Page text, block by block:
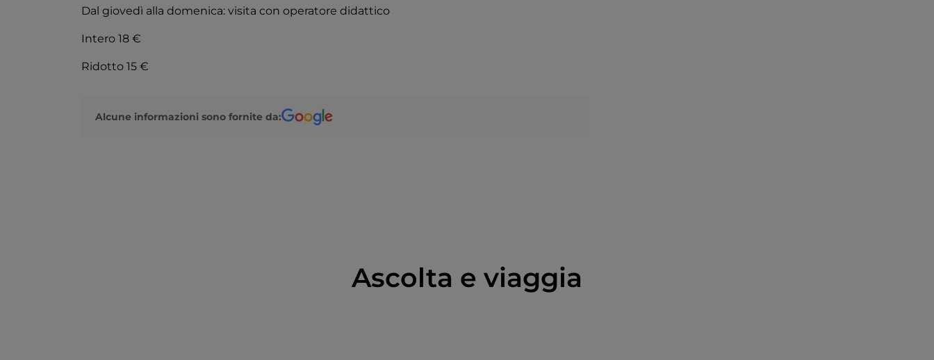
Dal giovedì alla domenica: visita con operatore didattico
Intero 18 €
Ridotto 15 €
Alcune informazioni sono fornite da:
Ascolta e viaggia